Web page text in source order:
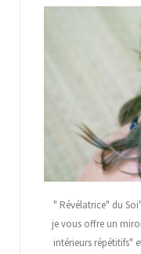
" Révélatrice" du
je vous offre un
intérieurs répétitifs"